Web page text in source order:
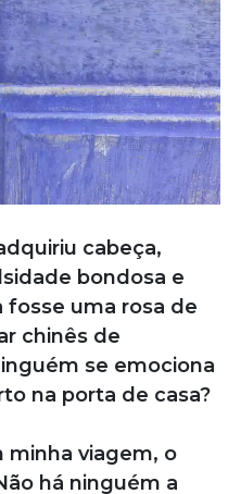
cabeça,
bondosa e
fosse uma rosa de
chinês de
se emociona
na porta de casa?
minha viagem, o
há ninguém a